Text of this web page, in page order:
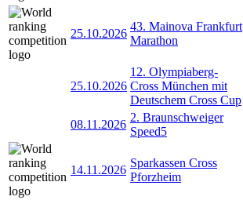
25.10.2026
43. Mainova Frankfurt
Marathon
25.10.2026
12. Olympiaberg-
Cross München mit
Deutschem Cross Cup
08.11.2026
2. Braunschweiger
Speed5
14.11.2026
Sparkassen Cross
Pforzheim